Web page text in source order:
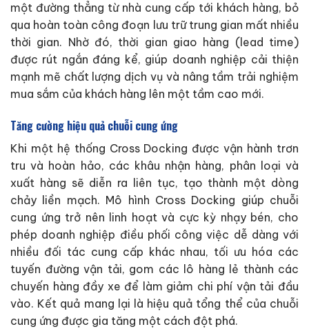
một đường thẳng từ nhà cung cấp tới khách hàng, bỏ
qua hoàn toàn công đoạn lưu trữ trung gian mất nhiều
thời gian. Nhờ đó, thời gian giao hàng (lead time)
được rút ngắn đáng kể, giúp doanh nghiệp cải thiện
mạnh mẽ chất lượng dịch vụ và nâng tầm trải nghiệm
mua sắm của khách hàng lên một tầm cao mới.
Tăng cường hiệu quả chuỗi cung ứng
Khi một hệ thống Cross Docking được vận hành trơn
tru và hoàn hảo, các khâu nhận hàng, phân loại và
xuất hàng sẽ diễn ra liên tục, tạo thành một dòng
chảy liền mạch. Mô hình Cross Docking giúp chuỗi
cung ứng trở nên linh hoạt và cực kỳ nhạy bén, cho
phép doanh nghiệp điều phối công việc dễ dàng với
nhiều đối tác cung cấp khác nhau, tối ưu hóa các
tuyến đường vận tải, gom các lô hàng lẻ thành các
chuyến hàng đầy xe để làm giảm chi phí vận tải đầu
vào. Kết quả mang lại là hiệu quả tổng thể của chuỗi
cung ứng được gia tăng một cách đột phá.